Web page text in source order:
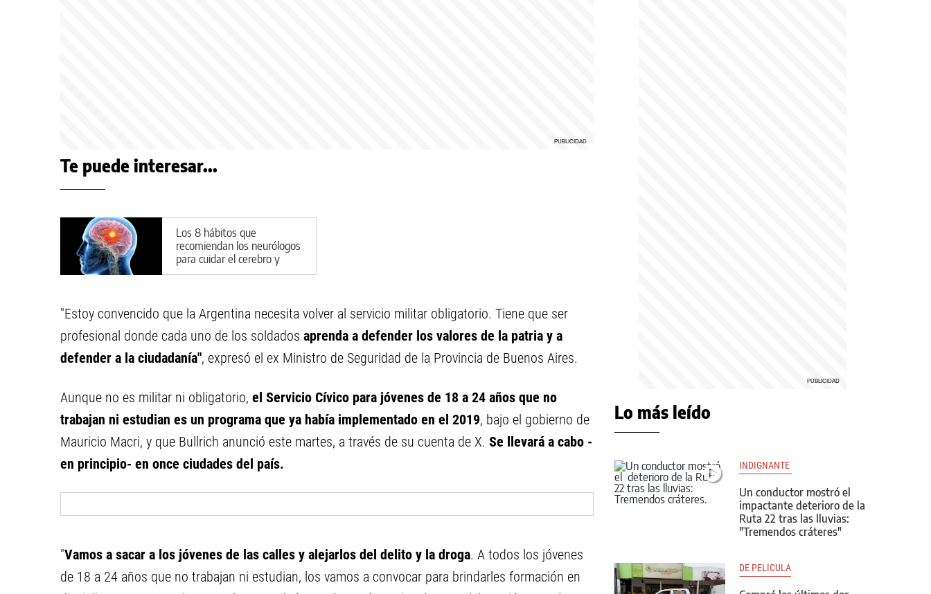
Te puede interesar...
Los 8 hábitos que
recomiendan los neurólogos
para cuidar el cerebro y
prevenir enfermedades
"Estoy convencido que la Argentina necesita volver al servicio militar obligatorio. Tiene que ser
profesional donde cada uno de los soldados aprenda a defender los valores de la patria y a
defender a la ciudadanía", expresó el ex Ministro de Seguridad de la Provincia de Buenos Aires.
Aunque no es militar ni obligatorio, el Servicio Cívico para jóvenes de 18 a 24 años que no
trabajan ni estudian es un programa que ya había implementado en el 2019, bajo el gobierno de
Mauricio Macri, y que Bullrich anunció este martes, a través de su cuenta de X. Se llevará a cabo -
en principio- en once ciudades del país.
"Vamos a sacar a los jóvenes de las calles y alejarlos del delito y la droga. A todos los jóvenes
de 18 a 24 años que no trabajan ni estudian, los vamos a convocar para brindarles formación en
Lo más leído
INDIGNANTE
Un conductor mostró el
impactante deterioro de la
Ruta 22 tras las lluvias:
"Tremendos cráteres"
DE PELÍCULA